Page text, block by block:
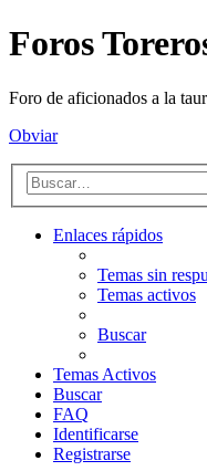
Foros
Foro de aficionados a la
Obviar
Enlaces rápidos
Temas sin
Temas activos
Buscar
Temas Activos
Buscar
FAQ
Identificarse
Registrarse